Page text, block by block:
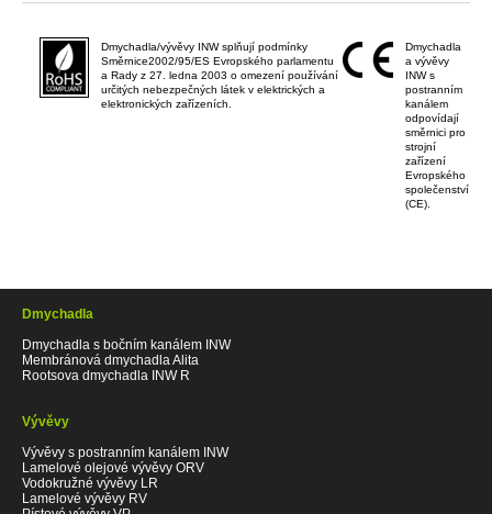
Dmychadla/vývěvy INW splňují podmínky
Směrnice2002/95/ES Evropského parlamentu
a Rady z 27. ledna 2003 o omezení používání
určitých nebezpečných látek v elektrických a
elektronických zařízeních.
Dmychadla
a vývěvy
INW s
postranním
kanálem
odpovídají
směrnici pro
strojní
zařízení
Evropského
společenství
(CE).
Dmychadla
Dmychadla s bočním kanálem INW
Membránová dmychadla Alita
Rootsova dmychadla INW R
Vývěvy
Vývěvy s postranním kanálem INW
Lamelové olejové vývěvy ORV
Vodokružné vývěvy LR
Lamelové vývěvy RV